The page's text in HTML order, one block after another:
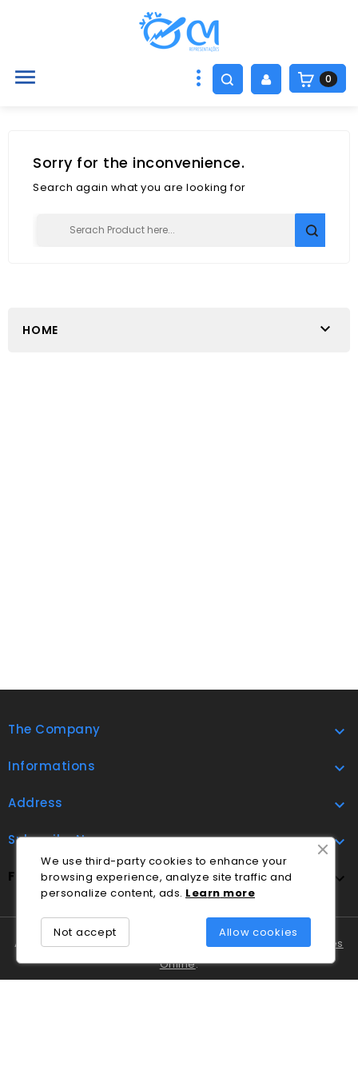
 0
Sorry for the inconvenience.
Search again what you are looking for
HOME 
The Company 
Informations 
Address 
Subscribe Now 
FOLLOW US 
A Cláudio Marques tem disponível oLivro de Reclamações
Online.
Em caso de litígio o consumidor pode recorrer aoCentro
We use third-party cookies to enhance your
browsing experience, analyze site traffic and
personalize content, ads. Learn more
Allow cookies
Not accept